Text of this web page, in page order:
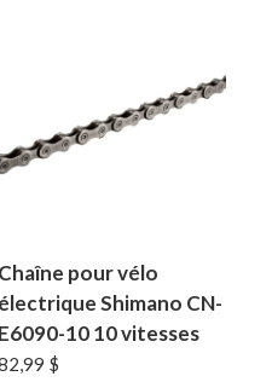
Chaîne pour vélo
électrique Shimano CN-
E6090-10 10 vitesses
$